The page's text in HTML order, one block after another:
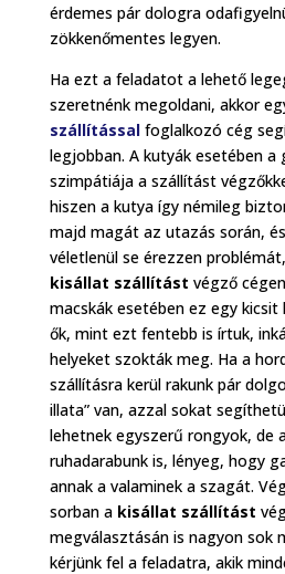
érdemes pár dologra
zökkenőmentes legyen.
Ha ezt a feladatot a lehető
szeretnénk megoldani, akkor
szállítássalfoglalkozó cég
legjobban. A kutyák esetében a
szimpátiája a szállítást
hiszen a kutya így némileg
majd magát az utazás során,
véletlenül se érezzen
kisállat szállítást végző
macskák esetében ez egy
ők, mint ezt fentebb is írtuk,
helyeket szokták meg. Ha a
szállításra kerül rakunk pár
illata” van, azzal sokat
lehetnek egyszerű rongyok, de
ruhadarabunk is, lényeg, hogy
annak a valaminek a szagát.
sorban a kisállat szállítást
megválasztásán is nagyon sok
kérjünk fel a feladatra, akik